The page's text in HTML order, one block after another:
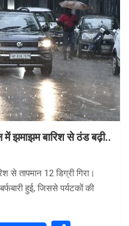
में झमाझम बारिश से ठंड बढ़ी..
से तापमान 12 डिग्री गिरा।
हुई, जिससे पर्यटकों की